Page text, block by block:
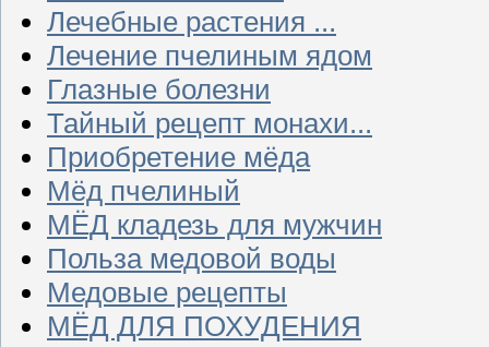
Лечебные растения ...
Лечение пчелиным ядом
Глазные болезни
Тайный рецепт монахи...
Приобретение мёда
Мёд пчелиный
МЁД кладезь для мужчин
Польза медовой воды
Медовые рецепты
МЁД ДЛЯ ПОХУДЕНИЯ